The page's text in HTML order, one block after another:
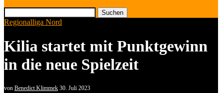
Suchen
Regionalliga Nord
Kilia startet mit Punktgewinn
in die neue Spielzeit
von Benedict Klimmek 30. Juli 2023